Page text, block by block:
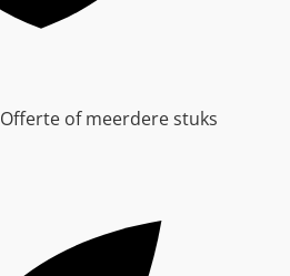
Offerte of meerdere stuks